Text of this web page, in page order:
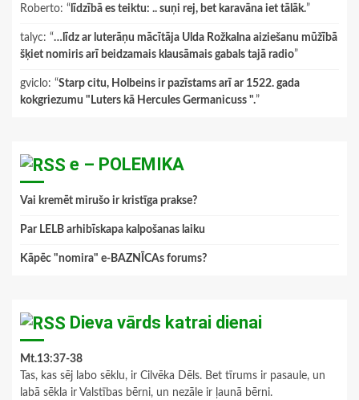
Roberto: “ līdzībā es teiktu: .. suņi rej, bet karavāna iet tālāk.”
talyc: “…līdz ar luterāņu mācītāja Ulda Rožkalna aiziešanu mūžībā
šķiet nomiris arī beidzamais klausāmais gabals tajā radio”
gviclo: “Starp citu, Holbeins ir pazīstams arī ar 1522. gada
kokgriezumu "Luters kā Hercules Germanicuss ".”
e – POLEMIKA
Vai kremēt mirušo ir kristīga prakse?
Par LELB arhibīskapa kalpošanas laiku
Kāpēc "nomira" e-BAZNĪCAs forums?
Dieva vārds katrai dienai
Mt.13:37-38
Tas, kas sēj labo sēklu, ir Cilvēka Dēls. Bet tīrums ir pasaule, un
labā sēkla ir Valstības bērni, un nezāle ir ļaunā bērni.